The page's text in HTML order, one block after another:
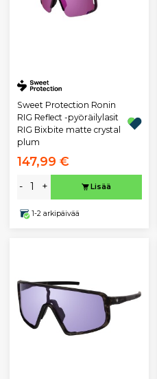
Sweet Protection Ronin
RIG Reflect -pyöräilylasit
RIG Bixbite matte crystal
plum
147,99 €
- + Lisää
1-2 arkipäivää